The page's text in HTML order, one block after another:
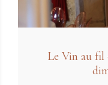
Le Vin au fil